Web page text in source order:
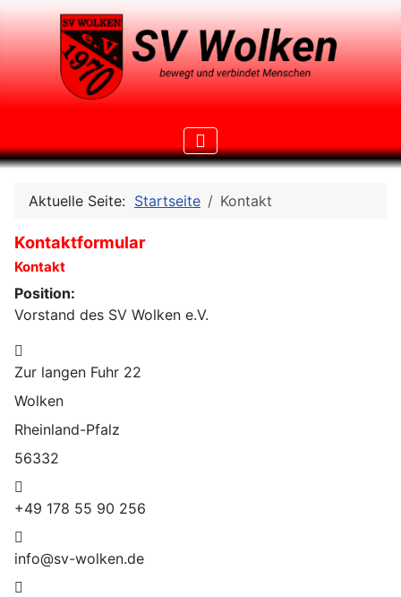
Aktuelle Seite: Startseite Kontakt
Kontaktformular
Kontakt
Position:
Vorstand des SV Wolken e.V.
Zur langen Fuhr 22
Wolken
Rheinland-Pfalz
56332
+49 178 55 90 256
info@sv-wolken.de